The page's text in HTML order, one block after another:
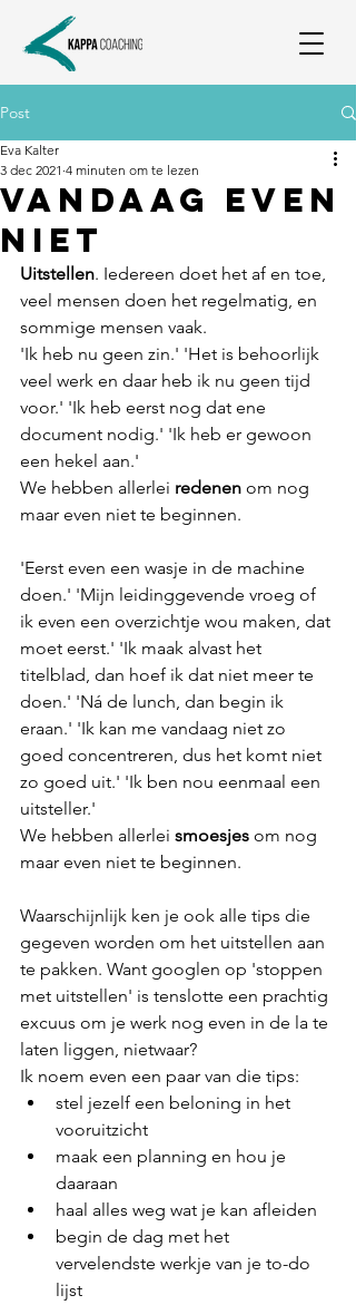
Post
Vandaag even
niet
Eva Kalter
3 dec 2021 4 minuten om te lezen
Uitstellen. Iedereen doet het af en toe,
veel mensen doen het regelmatig, en
sommige mensen vaak.
'Ik heb nu geen zin.' 'Het is behoorlijk
veel werk en daar heb ik nu geen tijd
voor.' 'Ik heb eerst nog dat ene
document nodig.' 'Ik heb er gewoon
een hekel aan.'
We hebben allerlei redenen om nog
maar even niet te beginnen.
'Eerst even een wasje in de machine
doen.' 'Mijn leidinggevende vroeg of
ik even een overzichtje wou maken, dat
moet eerst.' 'Ik maak alvast het
titelblad, dan hoef ik dat niet meer te
doen.' 'Ná de lunch, dan begin ik
eraan.' 'Ik kan me vandaag niet zo
goed concentreren, dus het komt niet
zo goed uit.' 'Ik ben nou eenmaal een
uitsteller.'
We hebben allerlei smoesjes om nog
maar even niet te beginnen.
Waarschijnlijk ken je ook alle tips die
gegeven worden om het uitstellen aan
te pakken. Want googlen op 'stoppen
met uitstellen' is tenslotte een prachtig
excuus om je werk nog even in de la te
laten liggen, nietwaar?
Ik noem even een paar van die tips:
stel jezelf een beloning in het
vooruitzicht
maak een planning en hou je
daaraan
haal alles weg wat je kan afleiden
begin de dag met het
vervelendste werkje van je to-do
lijst